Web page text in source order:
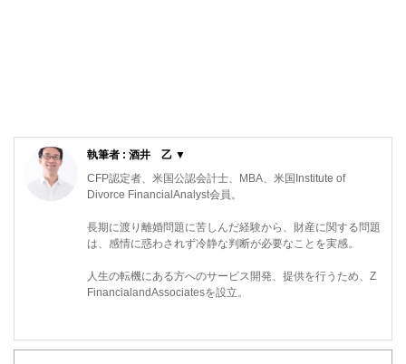
執筆者 : 酒井 乙 ▼
CFP認定者、米国公認会計士、MBA、米国Institute of
Divorce FinancialAnalyst会員。
長期に渡り離婚問題に苦しんだ経験から、財産に関する問題
は、感情に惑わされず冷静な判断が必要なことを実感。
人生の転機にある方へのサービス開発、提供を行うため、Z
FinancialandAssociatesを設立。